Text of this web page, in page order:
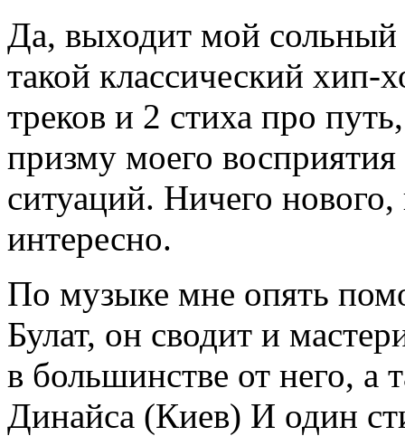
Да, выходит мой
такой классический
треков и 2 стиха про
призму моего
ситуаций. Ничего
интересно.
По музыке мне опять
Булат, он сводит и
в большинстве от него, а
Динайса (Киев) И один